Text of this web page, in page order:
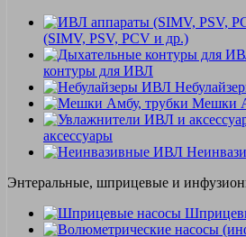
(SIMV, PSV, PCV и др.)
контуры для ИВЛ
Мешки
аксессуары
Энтеральные, шприцевые и